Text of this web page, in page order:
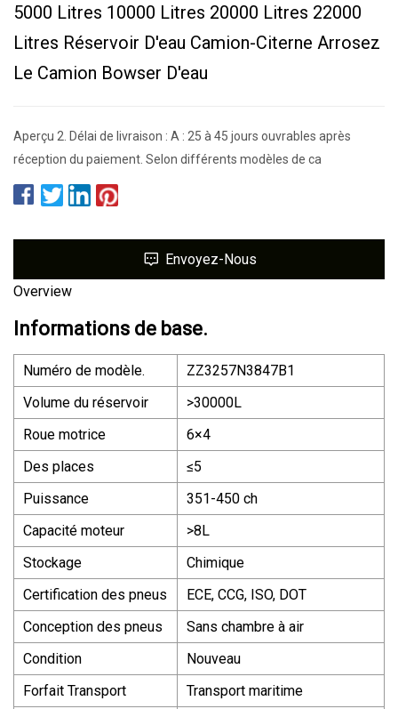
5000 Litres 10000 Litres 20000 Litres 22000
Litres Réservoir D'eau Camion-Citerne Arrosez
Le Camion Bowser D'eau
Aperçu 2. Délai de livraison : A : 25 à 45 jours ouvrables après
réception du paiement. Selon différents modèles de ca
Envoyez-Nous
Overview
Informations de base.
Numéro de modèle.
ZZ3257N3847B1
Volume du réservoir
>30000L
Roue motrice
6×4
Des places
≤5
Puissance
351-450 ch
Capacité moteur
>8L
Stockage
Chimique
Certification des pneus
ECE, CCG, ISO, DOT
Conception des pneus
Sans chambre à air
Condition
Nouveau
Forfait Transport
Transport maritime